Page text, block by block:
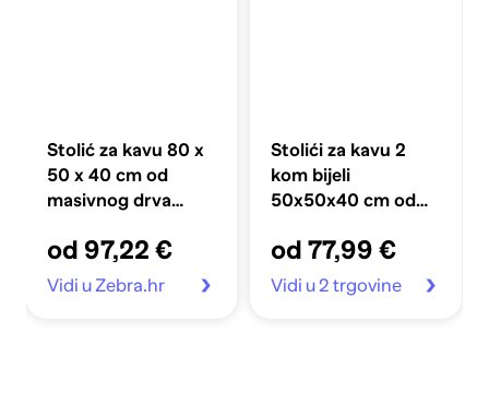
Stolić za kavu 80 x
50 x 40 cm od
masivnog drva
od 97,22 €
Vidi u Zebra.hr
Stolići za kavu 2
kom bijeli
50x50x40 cm od
od 77,99 €
Vidi u 2 trgovine